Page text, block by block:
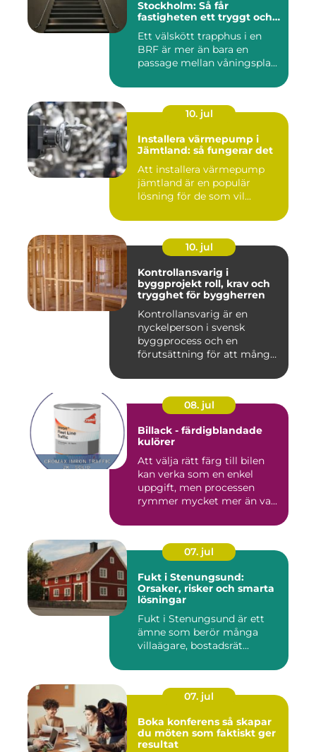
Stockholm: Så får
fastigheten ett tryggt och
Ett välskött trapphus i en
BRF är mer än bara en
passage mellan våningspla...
10. jul
Installera värmepump i
Jämtland: så fungerar det
Att installera värmepump
jämtland är en populär
lösning för de som vil...
10. jul
Kontrollansvarig i
byggprojekt roll, krav och
trygghet för byggherren
Kontrollansvarig är en
nyckelperson i svensk
byggprocess och en
förutsättning för att många
08. jul
Billack - färdigblandade
kulörer
Att välja rätt färg till bilen
kan verka som en enkel
uppgift, men processen
rymmer mycket mer än va...
07. jul
Fukt i Stenungsund:
Orsaker, risker och smarta
lösningar
Fukt i Stenungsund är ett
ämne som berör många
villaägare, bostadsrät...
07. jul
Boka konferens så skapar
du möten som faktiskt ger
resultat